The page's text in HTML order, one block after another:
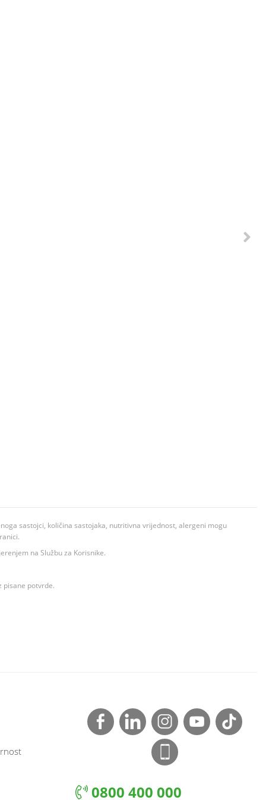
sastojci, količina sastojaka, nutritivna vrijednost, alergeni mogu
na Službu za Korisnike.
pisane potvrde.
0800 400 000